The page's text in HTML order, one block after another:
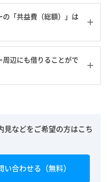
「共益費（総額）」は
辺にも借りることがで
見などをご希望の方はこち
合わせる（無料）